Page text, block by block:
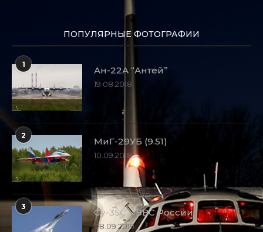
ПОПУЛЯРНЫЕ ФОТОГРАФИИ
1
Ан-22А “Антей”
19.08.2018
2
МиГ-29УБ (9.51)
10.09.2018
3
Су-35С – ВВС России
08.09.2019